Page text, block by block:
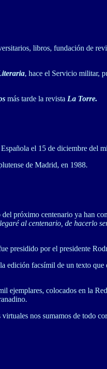
libros, fundación de
, hace el Servicio militar,
más tarde la revista La Torre.
el 15 de diciembre del
de Madrid, en 1988.
próximo centenario ya han
al centenario, de hacerlo
presidido por el presidente
edición facsímil de un texto
ejemplares, colocados en la
virtuales nos sumamos de todo